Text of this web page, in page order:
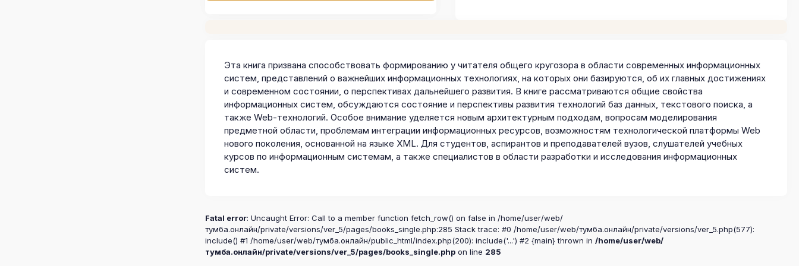
Эта книга призвана способствовать формированию у читателя общего кругозора в области современных информационных
систем, представлений о важнейших информационных технологиях, на которых они базируются, об их главных достижениях
и современном состоянии, о перспективах дальнейшего развития. В книге рассматриваются общие свойства
информационных систем, обсуждаются состояние и перспективы развития технологий баз данных, текстового поиска, а
также Web-технологий. Особое внимание уделяется новым архитектурным подходам, вопросам моделирования
предметной области, проблемам интеграции информационных ресурсов, возможностям технологической платформы Web
нового поколения, основанной на языке XML. Для студентов, аспирантов и преподавателей вузов, слушателей учебных
курсов по информационным системам, а также специалистов в области разработки и исследования информационных
систем.
Fatal error: Uncaught Error: Call to a member function fetch_row() on false in /home/user/web/
тумба.онлайн/private/versions/ver_5/pages/books_single.php:285 Stack trace: #0 /home/user/web/тумба.онлайн/private/versions/ver_5.php(577):
include() #1 /home/user/web/тумба.онлайн/public_html/index.php(200): include('...') #2 {main} thrown in /home/user/web/
тумба.онлайн/private/versions/ver_5/pages/books_single.phpon line 285